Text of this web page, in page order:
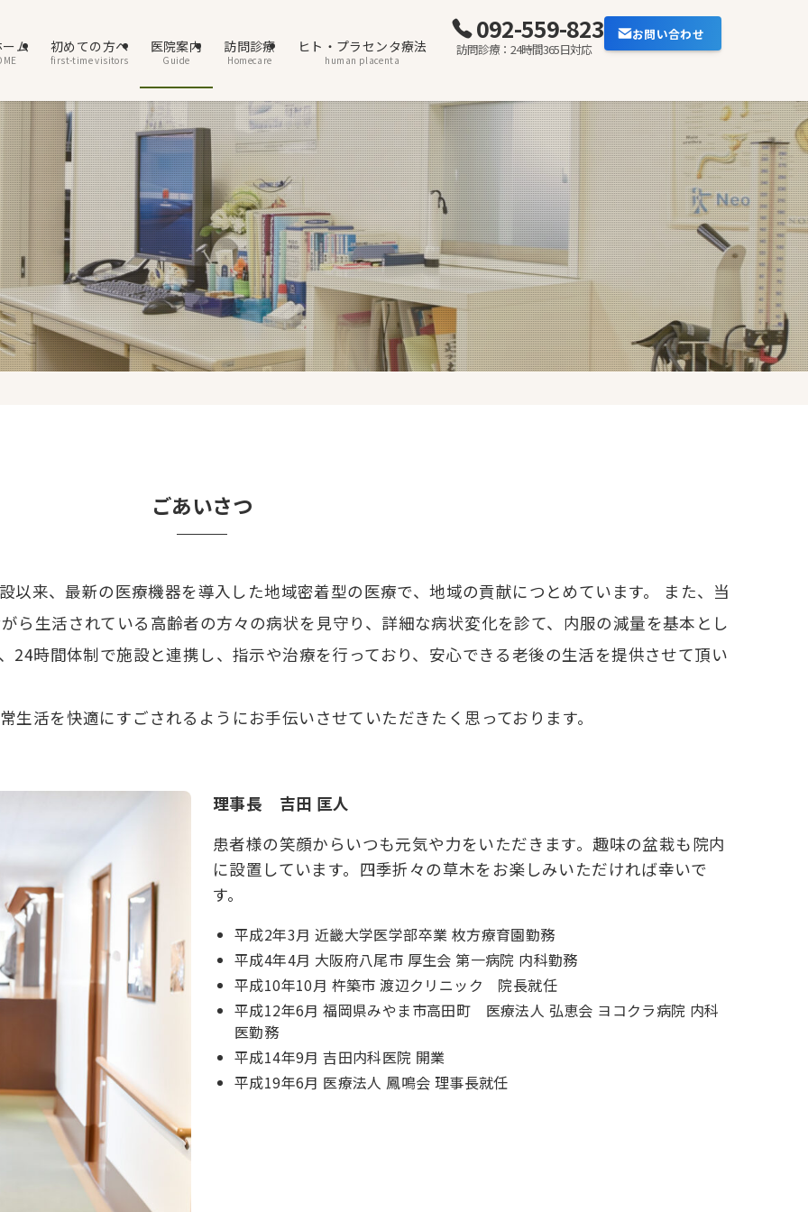
ム 初めての方へ
first-time visitors
医院案内
Guide
訪問診療
Homecare
ヒト・プラセンタ療法
human placenta
092-559-8234
訪問診療：24時間365日対応
お問い合わせ
ごあいさつ
以来、最新の医療機器を導入した地域密着型の医療で、地域の貢献につとめています。 また、当
ら生活されている高齢者の方々の病状を見守り、詳細な病状変化を診て、内服の減量を基本とし
24時間体制で施設と連携し、指示や治療を行っており、安心できる老後の生活を提供させて頂い
生活を快適にすごされるようにお手伝いさせていただきたく思っております。
理事長 吉田 匡人
患者様の笑顔からいつも元気や力をいただきます。趣味の盆栽も院内
に設置しています。四季折々の草木をお楽しみいただければ幸いで
す。
平成2年3月 近畿大学医学部卒業 枚方療育園勤務
平成4年4月 大阪府八尾市 厚生会 第一病院 内科勤務
平成10年10月 杵築市 渡辺クリニック 院長就任
平成12年6月 福岡県みやま市高田町 医療法人 弘恵会 ヨコクラ病院 内科
医勤務
平成14年9月 吉田内科医院 開業
平成19年6月 医療法人 鳳鳴会 理事長就任